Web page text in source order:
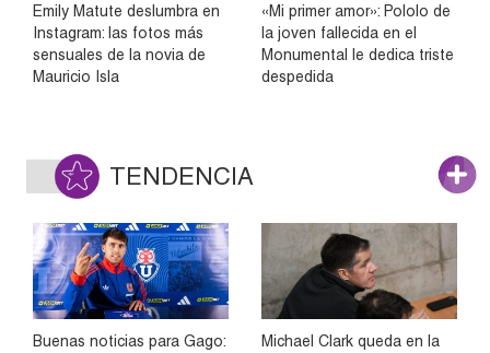
Emily Matute deslumbra en
Instagram: las fotos más
sensuales de la novia de
Mauricio Isla
«Mi primer amor»: Pololo de
la joven fallecida en el
Monumental le dedica triste
despedida
TENDENCIA
Buenas noticias para Gago: Michael Clark queda en la